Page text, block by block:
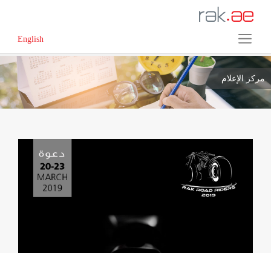
English
مركز الإعلام